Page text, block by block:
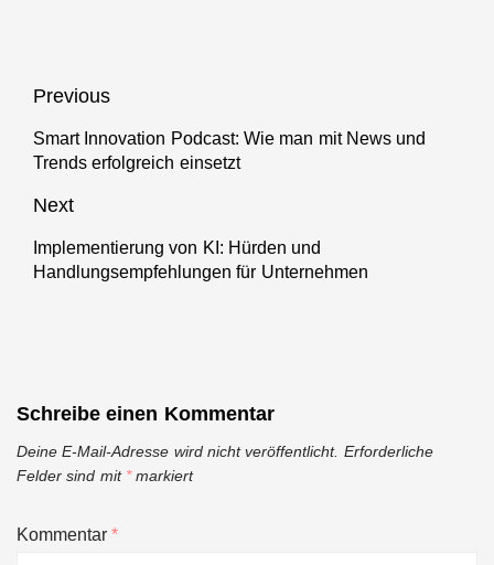
Beitragsnavigation
Previous
Previous
post:
Smart Innovation Podcast: Wie man mit News und
Trends erfolgreich einsetzt
Next
Next
post:
Implementierung von KI: Hürden und
Handlungsempfehlungen für Unternehmen
Schreibe einen Kommentar
Deine E-Mail-Adresse wird nicht veröffentlicht. Erforderliche
Felder sind mit *markiert
Kommentar*